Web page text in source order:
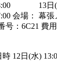
13日(
会場：
6C21 費用
12日(水)